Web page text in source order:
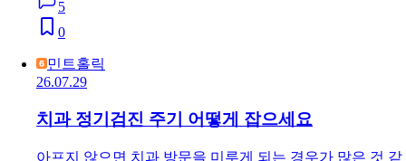
5
0
민트홀릭
26.07.29
치과 정기검진 주기 어떻게 잡으세요
아프지 않으면 치과 방문을 미루게 되는 경우가 많은 것 같